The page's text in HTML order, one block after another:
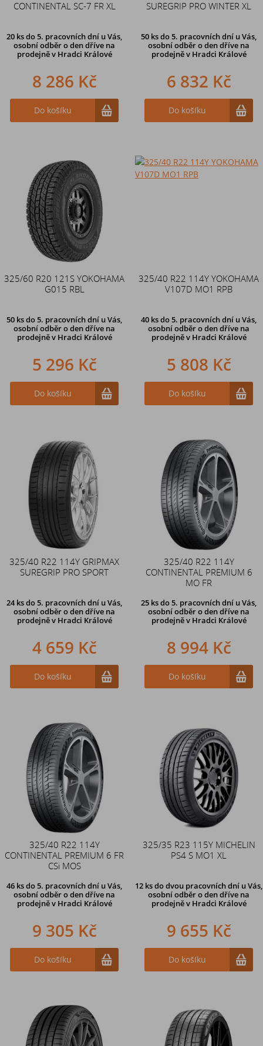
CONTINENTAL SC-7 FR XL
20 ksdo 5. pracovních dní u Vás,
osobní odběr o den dříve na
prodejněv Hradci Králové
8 286 Kč
Do košíku
SUREGRIP PRO WINTER XL
50 ksdo 5. pracovních dní u Vás,
osobní odběr o den dříve na
prodejněv Hradci Králové
6 832 Kč
Do košíku
325/60 R20 121S YOKOHAMA
G015 RBL
50 ksdo 5. pracovních dní u Vás,
osobní odběr o den dříve na
prodejněv Hradci Králové
5 296 Kč
Do košíku
325/40 R22 114Y YOKOHAMA
V107D MO1 RPB
40 ksdo 5. pracovních dní u Vás,
osobní odběr o den dříve na
prodejněv Hradci Králové
5 808 Kč
Do košíku
325/40 R22 114Y GRIPMAX
SUREGRIP PRO SPORT
24 ksdo 5. pracovních dní u Vás,
osobní odběr o den dříve na
prodejněv Hradci Králové
4 659 Kč
Do košíku
325/40 R22 114Y
CONTINENTAL PREMIUM 6
MO FR
25 ksdo 5. pracovních dní u Vás,
osobní odběr o den dříve na
prodejněv Hradci Králové
8 994 Kč
Do košíku
325/40 R22 114Y
CONTINENTAL PREMIUM 6 FR
CSi MOS
46 ksdo 5. pracovních dní u Vás,
osobní odběr o den dříve na
prodejněv Hradci Králové
9 305 Kč
Do košíku
325/35 R23 115Y MICHELIN
PS4 S MO1 XL
12 ksdo dvou pracovních dní u Vás,
osobní odběr o den dříve na
prodejně v Hradci Králové
9 655 Kč
Do košíku